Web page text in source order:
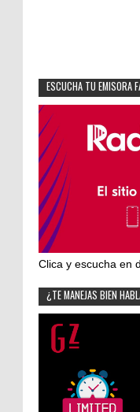
ESCUCHA TU EMISORA
Clica y escucha en
¿TE MANEJAS BIEN